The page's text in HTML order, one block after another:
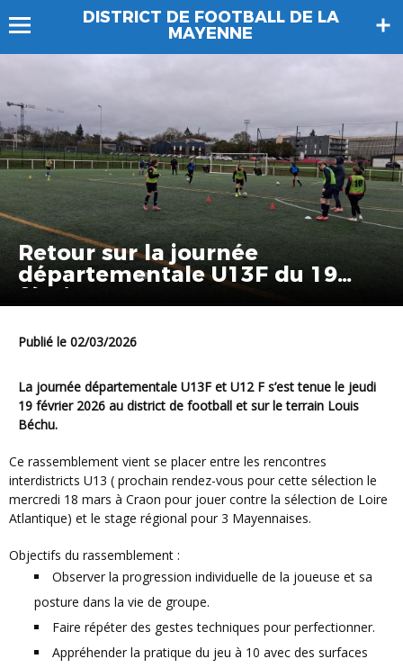
DISTRICT DE FOOTBALL DE LA
MAYENNE
Retour sur la journée
départementale U13F du 19
février 2026
Publié le 02/03/2026
La journée départementale U13F et U12 F s’est tenue le jeudi
19 février 2026 au district de football et sur le terrain Louis
Béchu.
Ce rassemblement vient se placer entre les rencontres
interdistricts U13 ( prochain rendez-vous pour cette sélection le
mercredi 18 mars à Craon pour jouer contre la sélection de Loire
Atlantique) et le stage régional pour 3 Mayennaises.
Objectifs du rassemblement :
Observer la progression individuelle de la joueuse et sa
posture dans la vie de groupe.
Faire répéter des gestes techniques pour perfectionner.
Appréhender la pratique du jeu à 10 avec des surfaces